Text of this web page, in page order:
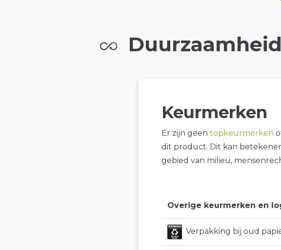
Duurzaamheid
Keurmerken
Er zijn geen topkeurmerken
dit product. Dit kan
gebied van milieu,
Overige keurmerken en
Verpakking bij oud